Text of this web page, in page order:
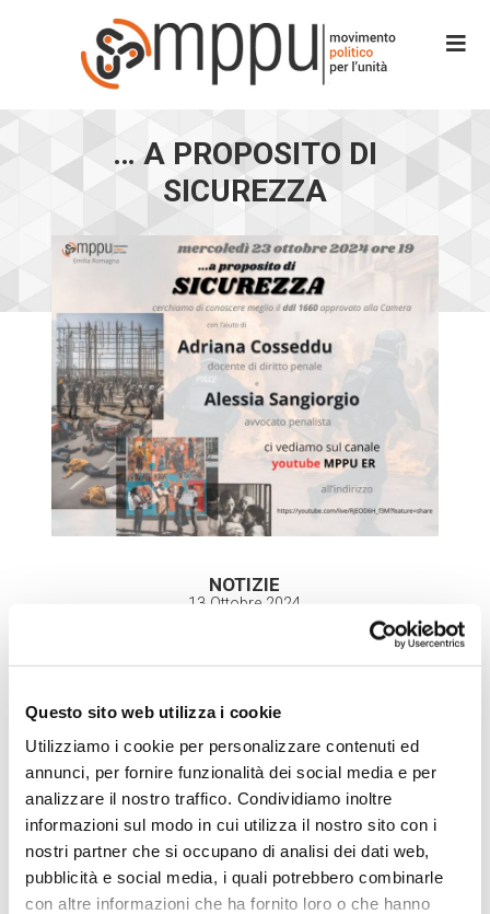
Questo sito web utilizza i cookie
Utilizziamo i cookie per personalizzare contenuti ed
annunci, per fornire funzionalità dei social media e per
analizzare il nostro traffico. Condividiamo inoltre
informazioni sul modo in cui utilizza il nostro sito con i
nostri partner che si occupano di analisi dei dati web,
pubblicità e social media, i quali potrebbero combinarle
con altre informazioni che ha fornito loro o che hanno
… A PROPOSITO DI
SICUREZZA
NOTIZIE
13 Ottobre 2024